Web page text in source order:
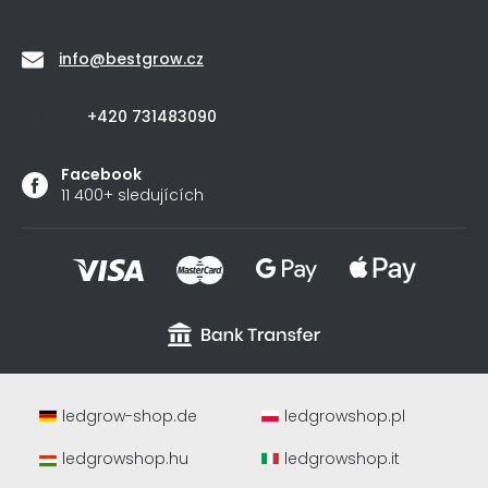
info@bestgrow.cz
+420 731483090
Facebook
11 400+ sledujících
ledgrow-shop.de
ledgrowshop.pl
ledgrowshop.hu
ledgrowshop.it